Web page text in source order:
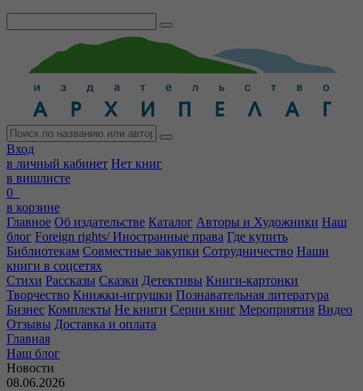
Вход
в личный кабинет Нет книг
в вишлисте
0
в корзине
Главное Об издательстве Каталог Авторы и Художники Наш
блог Foreign rights/ Иностранные права Где купить
Библиотекам Совместные закупки Сотрудничество Наши
книги в соцсетях
Стихи Рассказы Сказки Детективы Книги-картонки
Творчество Книжки-игрушки Познавательная литература
Бизнес Комплекты Не книги Серии книг Мероприятия Видео
Отзывы Доставка и оплата
Главная
Наш блог
Новости
08.06.2026